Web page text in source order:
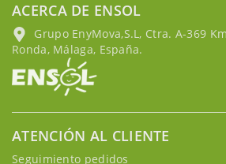
ACERCA DE ENSOL
Grupo EnyMova,S.L, Ctra. A-369
Ronda, Málaga, España.
ATENCIÓN AL CLIENTE
Seguimiento pedidos